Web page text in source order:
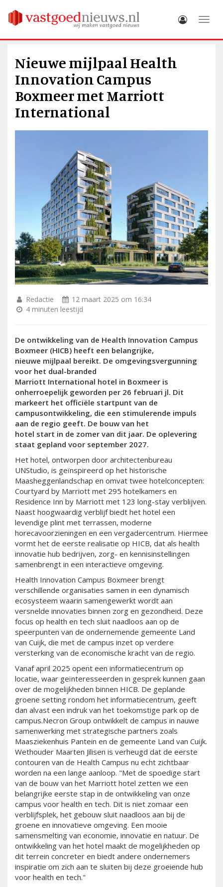
Nieuwe mijlpaal Health
Innovation Campus
Boxmeer met Marriott
International
Redactie
12 maart 2025 om 16:34
4 minuten leestijd
De ontwikkeling van de Health Innovation Campus
Boxmeer (HICB) heeft een belangrijke,
nieuwe mijlpaal bereikt. De omgevingsvergunning
voor het dual-branded
Marriott International hotel in Boxmeer is
onherroepelijk geworden per 26 februari jl. Dit
markeert het officiële startpunt van de
campusontwikkeling, die een stimulerende impuls
aan de regio geeft. De bouw van het
hotel start in de zomer van dit jaar. De oplevering
staat gepland voor september 2027.
Het hotel, ontworpen door architectenbureau
UNStudio, is geïnspireerd op het historische
Maasheggenlandschap en omvat twee hotelconcepten:
Courtyard by Marriott met 295 hotelkamers en
Residence Inn by Marriott met 123 long-stay verblijven.
Naast hoogwaardig verblijf biedt het hotel een
levendige plint met terrassen, moderne
horecavoorzieningen en een vergadercentrum. Hiermee
vormt het de eerste realisatie op HICB, dat als health
innovatie hub bedrijven, zorg- en kennisinstellingen
samenbrengt in een interactieve omgeving.
Health Innovation Campus Boxmeer brengt
verschillende organisaties samen in een dynamisch
ecosysteem waarin samengewerkt wordt aan
versnelde innovaties binnen zorg en gezondheid. Deze
focus op health en tech sluit naadloos aan op de
speerpunten van de ondernemende gemeente Land
van Cuijk, die met de campus inzet op verdere
versterking van de economische kracht van de regio.
Vanaf april 2025 opent een informatiecentrum op
locatie, waar geïnteresseerden in gesprek kunnen gaan
over de mogelijkheden binnen HICB. De geplande
groene setting rondom het informatiecentrum, geeft
dan alvast een indruk van het toekomstige park op de
campus.Necron Group ontwikkelt de campus in nauwe
samenwerking met strategische partners zoals
Maasziekenhuis Pantein en de gemeente Land van Cuijk.
Wethouder Maarten Jilisen is verheugd dat de eerste
contouren van de Health Campus nu echt zichtbaar
worden na een lange aanloop. "Met de spoedige start
van de bouw van het Marriott hotel zetten we een
belangrijke eerste stap in de ontwikkeling van onze
campus voor health en tech. Dit is niet zomaar een
verblijfsplek, het gebouw sluit naadloos aan bij de
groene en innovatieve omgeving. Een mooie
samensmelting van economie, innovatie en natuur. De
ontwikkeling van het hotel maakt de mogelijkheden op
dit terrein concreter en biedt andere ondernemers
inspiratie om zich aan te sluiten bij deze groeiende hub
voor health en tech."